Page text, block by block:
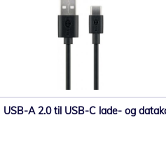
USB-A 2.0 til USB-C lade- og